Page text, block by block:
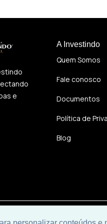
e
A Investindo
Quem Somos
Fale conosco
Documentos
Política de
Blog